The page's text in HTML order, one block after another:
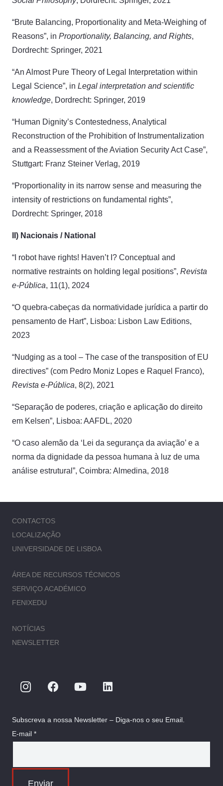
“Brute Balancing, Proportionality and Meta-Weighing of
Reasons”, in Proportionality, Balancing, and Rights,
Dordrecht: Springer, 2021
“An Almost Pure Theory of Legal Interpretation within
Legal Science”, in Legal interpretation and scientific
knowledge, Dordrecht: Springer, 2019
“Human Dignity’s Contestedness, Analytical
Reconstruction of the Prohibition of Instrumentalization
and a Reassessment of the Aviation Security Act Case”,
Stuttgart: Franz Steiner Verlag, 2019
“Proportionality in its narrow sense and measuring the
intensity of restrictions on fundamental rights”,
Dordrecht: Springer, 2018
II) Nacionais / National
“I robot have rights! Haven’t I? Conceptual and
normative restraints on holding legal positions”, Revista
e-Pública, 11(1), 2024
“O quebra-cabeças da normatividade jurídica a partir do
pensamento de Hart”, Lisboa: Lisbon Law Editions,
2023
“Nudging as a tool – The case of the transposition of EU
directives” (com Pedro Moniz Lopes e Raquel Franco),
Revista e-Pública, 8(2), 2021
“Separação de poderes, criação e aplicação do direito
em Kelsen”, Lisboa: AAFDL, 2020
“O caso alemão da ‘Lei da segurança da aviação’ e a
norma da dignidade da pessoa humana à luz de uma
análise estrutural”, Coimbra: Almedina, 2018
CONTACTOS
LOCALIZAÇÃO
UNIVERSIDADE DE LISBOA
ÁREA DE RECURSOS TÉCNICOS
SERVIÇO ACADÉMICO
FENIXEDU
NOTÍCIAS
NEWSLETTER
Subscreva a nossa Newsletter – Diga-nos o seu Email.
E-mail *